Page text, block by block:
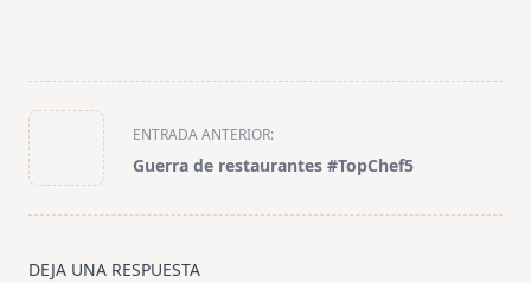
<span
class="nav-
subtitle
screen-
text">Página</span>
ENTRADA ANTERIOR:
Guerra de restaurantes #TopChef5
DEJA UNA RESPUESTA